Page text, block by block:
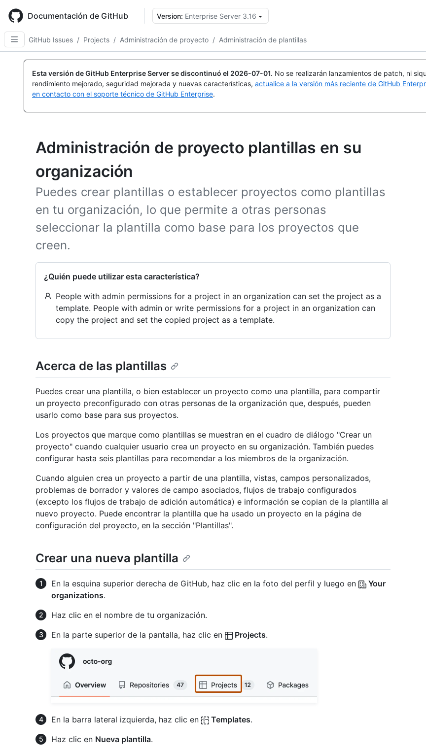
main
content
Documentación de GitHub Version: Enterprise Server 3.16
GitHub Issues / Projects / Administración de proyecto / Administración de plantillas
Esta versión de GitHub Enterprise Server se discontinuó el 2026-07-01. No se realizarán lanzamientos de patch, ni
rendimiento mejorado, seguridad mejorada y nuevas características, actualice a la versión más reciente de GitHub
en contacto con el soporte técnico de GitHub Enterprise.
Administración de proyecto plantillas en su
organización
Puedes crear plantillas o establecer proyectos como plantillas
en tu organización, lo que permite a otras personas
seleccionar la plantilla como base para los proyectos que
creen.
¿Quién puede utilizar esta característica?
People with admin permissions for a project in an organization can set the project as a
template. People with admin or write permissions for a project in an organization can
copy the project and set the copied project as a template.
Acerca de las plantillas
Puedes crear una plantilla, o bien establecer un proyecto como una plantilla, para compartir
un proyecto preconfigurado con otras personas de la organización que, después, pueden
usarlo como base para sus proyectos.
Los proyectos que marque como plantillas se muestran en el cuadro de diálogo "Crear un
proyecto" cuando cualquier usuario crea un proyecto en su organización. También puedes
configurar hasta seis plantillas para recomendar a los miembros de la organización.
Cuando alguien crea un proyecto a partir de una plantilla, vistas, campos personalizados,
problemas de borrador y valores de campo asociados, flujos de trabajo configurados
(excepto los flujos de trabajo de adición automática) e información se copian de la plantilla al
nuevo proyecto. Puede encontrar la plantilla que ha usado un proyecto en la página de
configuración del proyecto, en la sección "Plantillas".
Crear una nueva plantilla
En la esquina superior derecha de GitHub, haz clic en la foto del perfil y luego en
Your
organizations.
Haz clic en el nombre de tu organización.
En la parte superior de la pantalla, haz clic en
Projects.
En la barra lateral izquierda, haz clic en Templates.
Haz clic en Nueva plantilla.